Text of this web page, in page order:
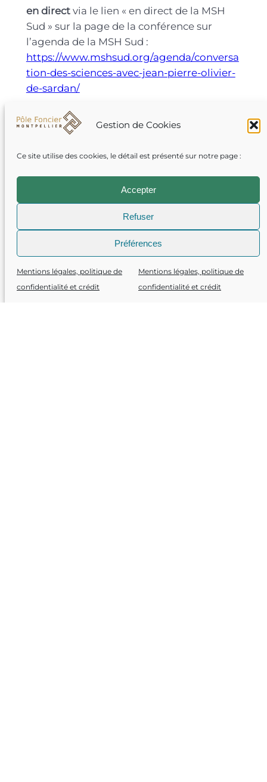
Gestion de Cookies
Ce site utilise des cookies, le détail est présenté sur notre page :
Accepter
Refuser
Préférences
Mentions légales, politique de
confidentialité et crédit
Mentions légales, politique de
confidentialité et crédit
en directvia le lien « en direct de la MSH
Sud » sur la page de la conférence sur
l’agenda de la MSH Sud :
https://www.mshsud.org/agenda/conversa
tion-des-sciences-avec-jean-pierre-olivier-
de-sardan/
Site de Saint-Charles – Université de
71 rue Professeur Henri Serre – 34090
Lettre d’information